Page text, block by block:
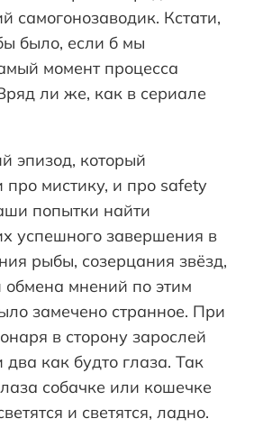
самогонозаводик. Кстати,
было, если б мы
момент процесса
ли же, как в сериале
эпизод, который
про мистику, и про safety
попытки найти
успешного завершения в
рыбы, созерцания звёзд,
мнений по этим
замечено странное. При
в сторону зарослей
как будто глаза. Так
собачке или кошечке
и светятся, ладно.